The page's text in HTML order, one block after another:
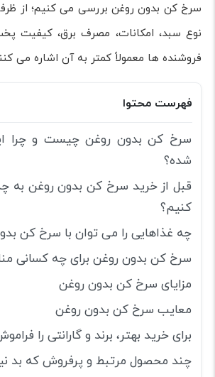
سرخ کن بدون روغن بررسی می کنیم؛ از
نوع سبد، امکانات، مصرف برق، کیفیت
فروشنده ها معمولاً کمتر به آن اشاره می
فهرست محتوا
سرخ کن بدون روغن چیست و چرا
شده؟
قبل از خرید سرخ کن بدون روغن به
کنیم؟
چه غذاهایی را می توان با سرخ کن
سرخ کن بدون روغن برای چه کسانی
مزایای سرخ کن بدون روغن
معایب سرخ کن بدون روغن
برای خرید بهتر، برند و گارانتی را
چند محصول مرتبط و پرفروش که بد